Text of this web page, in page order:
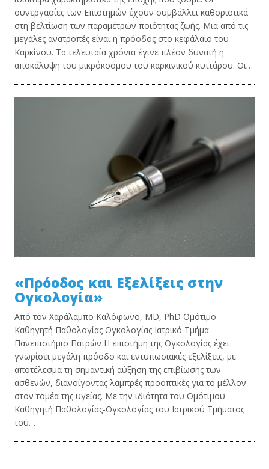
συνεργασίες των Επιστημών έχουν συμβάλλει καθοριστικά
στη βελτίωση των παραμέτρων ποιότητας ζωής. Μια από τις
μεγάλες ανατροπές είναι η πρόοδος στο κεφάλαιο του
Καρκίνου. Τα τελευταία χρόνια έγινε πλέον δυνατή η
αποκάλυψη του μικρόκοσμου του καρκινικού κυττάρου. Οι…
«Πρόοδος και Εξελίξεις στην
Ογκολογία»
Από τον Χαράλαμπο Καλόφωνο, MD, PhD Ομότιμο
Καθηγητή Παθολογίας Ογκολογίας Ιατρικό Τμήμα
Πανεπιστήμιο Πατρών Η επιστήμη της Ογκολογίας έχει
γνωρίσει μεγάλη πρόοδο και εντυπωσιακές εξελίξεις, με
αποτέλεσμα τη σημαντική αύξηση της επιβίωσης των
ασθενών, διανοίγοντας λαμπρές προοπτικές για το μέλλον
στον τομέα της υγείας. Με την ιδιότητα του Ομότιμου
Καθηγητή Παθολογίας-Ογκολογίας του Ιατρικού Τμήματος
του…